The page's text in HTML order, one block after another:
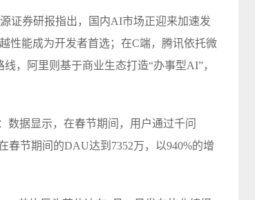
证券研报指出，国内AI市场正迎来加速发
性能成为开发者首选；在C端，腾讯依托微
，阿里则基于商业生态打造“办事型AI”，
据显示，在春节期间，用户通过千问
春节期间的DAU达到7352万，以940%的增